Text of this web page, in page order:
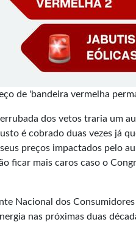
de 'bandeira vermelha
dos vetos traria um
é cobrado duas vezes já
preços impactados pelo
ficar mais caros caso o
Nacional dos
nas próximas duas